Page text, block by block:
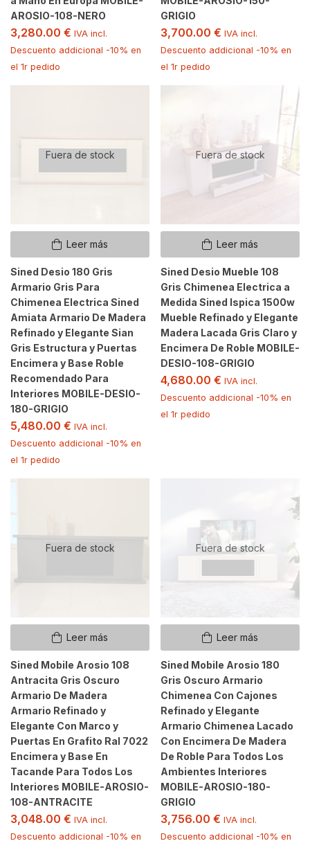
AROSIO-108-NERO
3,280.00 € IVA incl.
Descuento addicional -10% en
el 1r pedido
GRIGIO
3,700.00 € IVA incl.
Descuento addicional -10% en
el 1r pedido
Fuera de stock
Leer más
Sined Desio 180 Gris
Armario Gris Para
Chimenea Electrica Sined
Amiata Armario De Madera
Refinado y Elegante Sian
Gris Estructura y Puertas
Encimera y Base Roble
Recomendado Para
Interiores MOBILE-DESIO-
180-GRIGIO
5,480.00 € IVA incl.
Descuento addicional -10% en
el 1r pedido
Fuera de stock
Leer más
Sined Desio Mueble 108
Gris Chimenea Electrica a
Medida Sined Ispica 1500w
Mueble Refinado y Elegante
Madera Lacada Gris Claro y
Encimera De Roble MOBILE-
DESIO-108-GRIGIO
4,680.00 € IVA incl.
Descuento addicional -10% en
el 1r pedido
Fuera de stock
Leer más
Sined Mobile Arosio 108
Antracita Gris Oscuro
Armario De Madera
Armario Refinado y
Elegante Con Marco y
Puertas En Grafito Ral 7022
Encimera y Base En
Tacande Para Todos Los
Interiores MOBILE-AROSIO-
108-ANTRACITE
3,048.00 € IVA incl.
Descuento addicional -10% en
Fuera de stock
Leer más
Sined Mobile Arosio 180
Gris Oscuro Armario
Chimenea Con Cajones
Refinado y Elegante
Armario Chimenea Lacado
Con Encimera De Madera
De Roble Para Todos Los
Ambientes Interiores
MOBILE-AROSIO-180-
GRIGIO
3,756.00 € IVA incl.
Descuento addicional -10% en